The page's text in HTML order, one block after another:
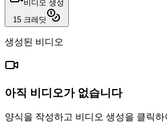
비디오 생성
15 크레딧
생성된 비디오
아직 비디오가 없습니다
양식을 작성하고 비디오 생성을 클릭